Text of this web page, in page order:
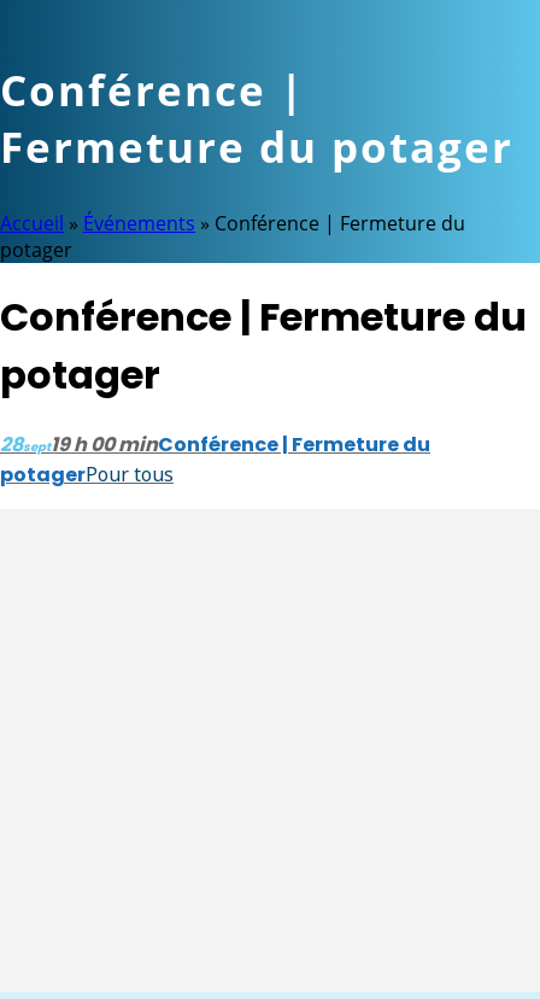
Conférence |
Fermeture du potager
Accueil » Événements » Conférence | Fermeture du
potager
Conférence | Fermeture du
potager
28sept19 h 00 minConférence | Fermeture du
potagerPour tous